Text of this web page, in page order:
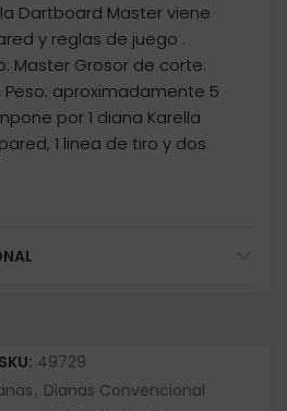
Dartboard Master viene
y reglas de juego .
Master Grosor de corte:
aproximadamente 5
por 1 diana Karella
1 linea de tiro y dos
SKU: 49729
, Dianas Convencional